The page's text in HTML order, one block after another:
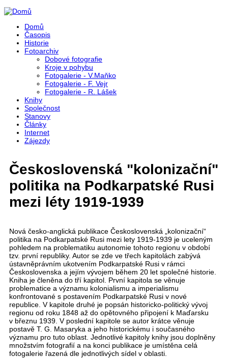
Přejít k hlavnímu obsahu
Domů
Časopis
Historie
Fotoarchiv
Dobové fotografie
Kroje v pohybu
Fotogalerie - V.Maňko
Fotogalerie - F. Vejr
Fotogalerie - R. Lášek
Knihy
Společnost
Stanovy
Články
Internet
Zájezdy
Československá "kolonizační"
politika na Podkarpatské Rusi
mezi léty 1919‑1939
Nová česko-anglická publikace Československá „kolonizační“
politika na Podkarpatské Rusi mezi lety 1919-1939 je uceleným
pohledem na problematiku autonomie tohoto regionu v období
tzv. první republiky. Autor se zde ve třech kapitolách zabývá
ústavněprávním ukotvením Podkarpatské Rusi v rámci
Československa a jejím vývojem během 20 let společné historie.
Kniha je členěna do tří kapitol. První kapitola se věnuje
problematice a významu kolonialismu a imperialismu
konfrontované s postavením Podkarpatské Rusi v nové
republice. V kapitole druhé je popsán historicko-politický vývoj
regionu od roku 1848 až do opětovného připojení k Maďarsku
v březnu 1939. V poslední kapitole se autor krátce věnuje
postavě T. G. Masaryka a jeho historickému i současného
významu pro tuto oblast. Jednotlivé kapitoly knihy jsou doplněny
množstvím fotografií a na konci publikace je umístěna celá
fotogalerie řazená dle jednotlivých sídel v oblasti.